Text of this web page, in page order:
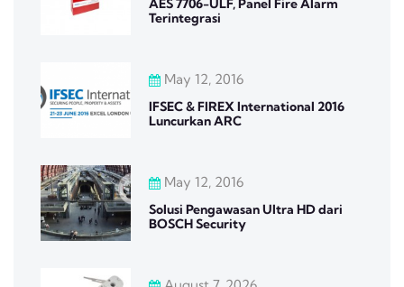
Terintegrasi
May 12, 2016
IFSEC & FIREX International 2016
Luncurkan ARC
May 12, 2016
Solusi Pengawasan Ultra HD dari
BOSCH Security